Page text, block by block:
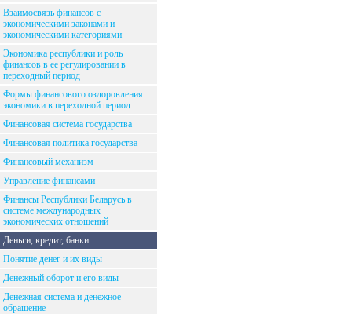
Взаимосвязь финансов с
экономическими законами и
экономическими категориями
Экономика республики и роль
финансов в ее регулировании в
переходный период
Формы финансового оздоровления
экономики в переходной период
Финансовая система государства
Финансовая политика государства
Финансовый механизм
Управление финансами
Финансы Республики Беларусь в
системе международных
экономических отношений
Деньги, кредит, банки
Понятие денег и их виды
Денежный оборот и его виды
Денежная система и денежное
обращение